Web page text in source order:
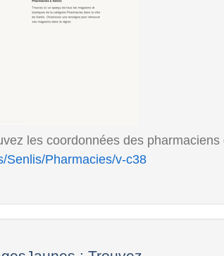
les coordonnées des
Senlis/Pharmacies/v-c38